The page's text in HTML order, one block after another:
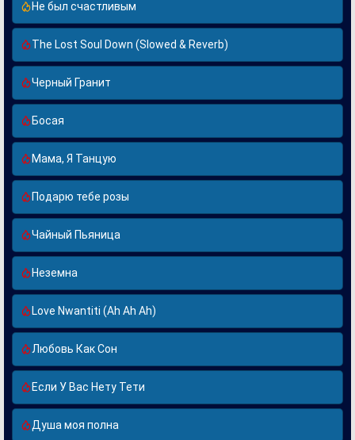
Не был счастливым
The Lost Soul Down (Slowed & Reverb)
Черный Гранит
Босая
Мама, Я Танцую
Подарю тебе розы
Чайный Пьяница
Неземна
Love Nwantiti (Ah Ah Ah)
Любовь Как Сон
Если У Вас Нету Тети
Душа моя полна